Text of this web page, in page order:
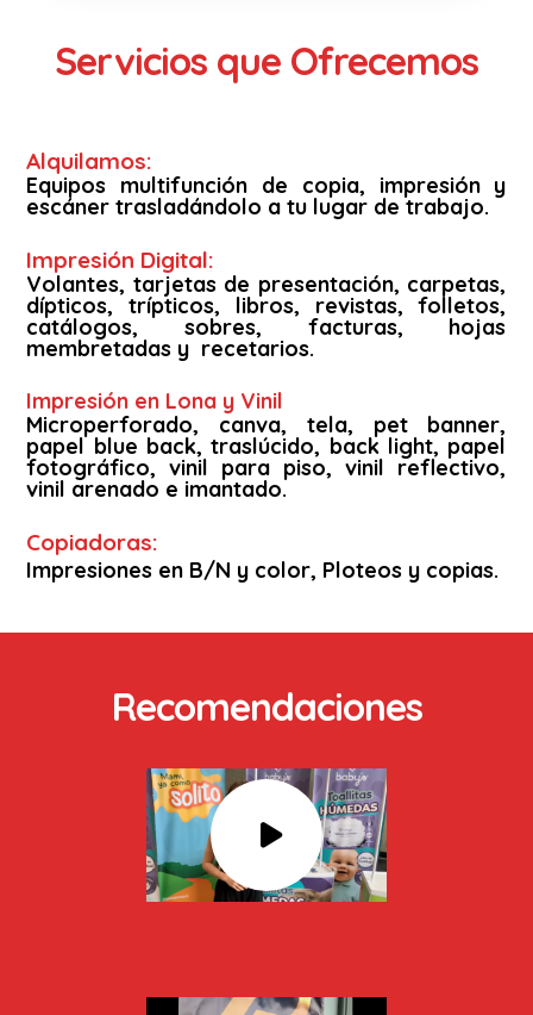
Servicios que Ofrecemos
Alquilamos:
Equipos multifunción de copia, impresión y
escáner trasladándolo a tu lugar de trabajo.
Impresión Digital:
Volantes, tarjetas de presentación, carpetas,
dípticos, trípticos, libros, revistas, folletos,
catálogos, sobres, facturas, hojas
membretadas y recetarios.
Impresión en Lona y Vinil
Microperforado, canva, tela, pet banner,
papel blue back, traslúcido, back light, papel
fotográfico, vinil para piso, vinil reflectivo,
vinil arenado e imantado.
Copiadoras:
Impresiones en B/N y color, Ploteos y copias.
Recomendaciones